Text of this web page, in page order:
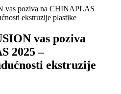
vas poziva
2025 –
ekstruzije